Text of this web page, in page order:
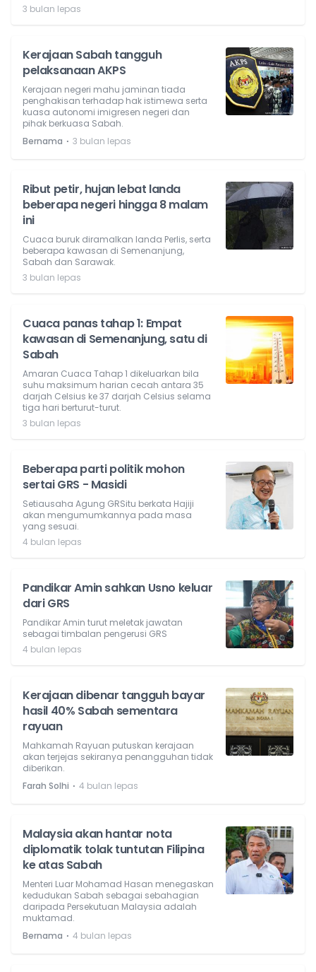
3 bulan lepas
Kerajaan Sabah tangguh
pelaksanaan AKPS
Kerajaan negeri mahu jaminan tiada
penghakisan terhadap hak istimewa serta
kuasa autonomi imigresen negeri dan
pihak berkuasa Sabah.
Bernama ⋅ 3 bulan lepas
Ribut petir, hujan lebat landa
beberapa negeri hingga 8 malam
ini
Cuaca buruk diramalkan landa Perlis, serta
beberapa kawasan di Semenanjung,
Sabah dan Sarawak.
3 bulan lepas
Cuaca panas tahap 1: Empat
kawasan di Semenanjung, satu di
Sabah
Amaran Cuaca Tahap 1 dikeluarkan bila
suhu maksimum harian cecah antara 35
darjah Celsius ke 37 darjah Celsius selama
tiga hari berturut-turut.
3 bulan lepas
Beberapa parti politik mohon
sertai GRS - Masidi
Setiausaha Agung GRSitu berkata Hajiji
akan mengumumkannya pada masa
yang sesuai.
4 bulan lepas
Pandikar Amin sahkan Usno keluar
dari GRS
Pandikar Amin turut meletak jawatan
sebagai timbalan pengerusi GRS
4 bulan lepas
Kerajaan dibenar tangguh bayar
hasil 40% Sabah sementara
rayuan
Mahkamah Rayuan putuskan kerajaan
akan terjejas sekiranya penangguhan tidak
diberikan.
Farah Solhi ⋅ 4 bulan lepas
Malaysia akan hantar nota
diplomatik tolak tuntutan Filipina
ke atas Sabah
Menteri Luar Mohamad Hasan menegaskan
kedudukan Sabah sebagai sebahagian
daripada Persekutuan Malaysia adalah
muktamad.
Bernama ⋅ 4 bulan lepas